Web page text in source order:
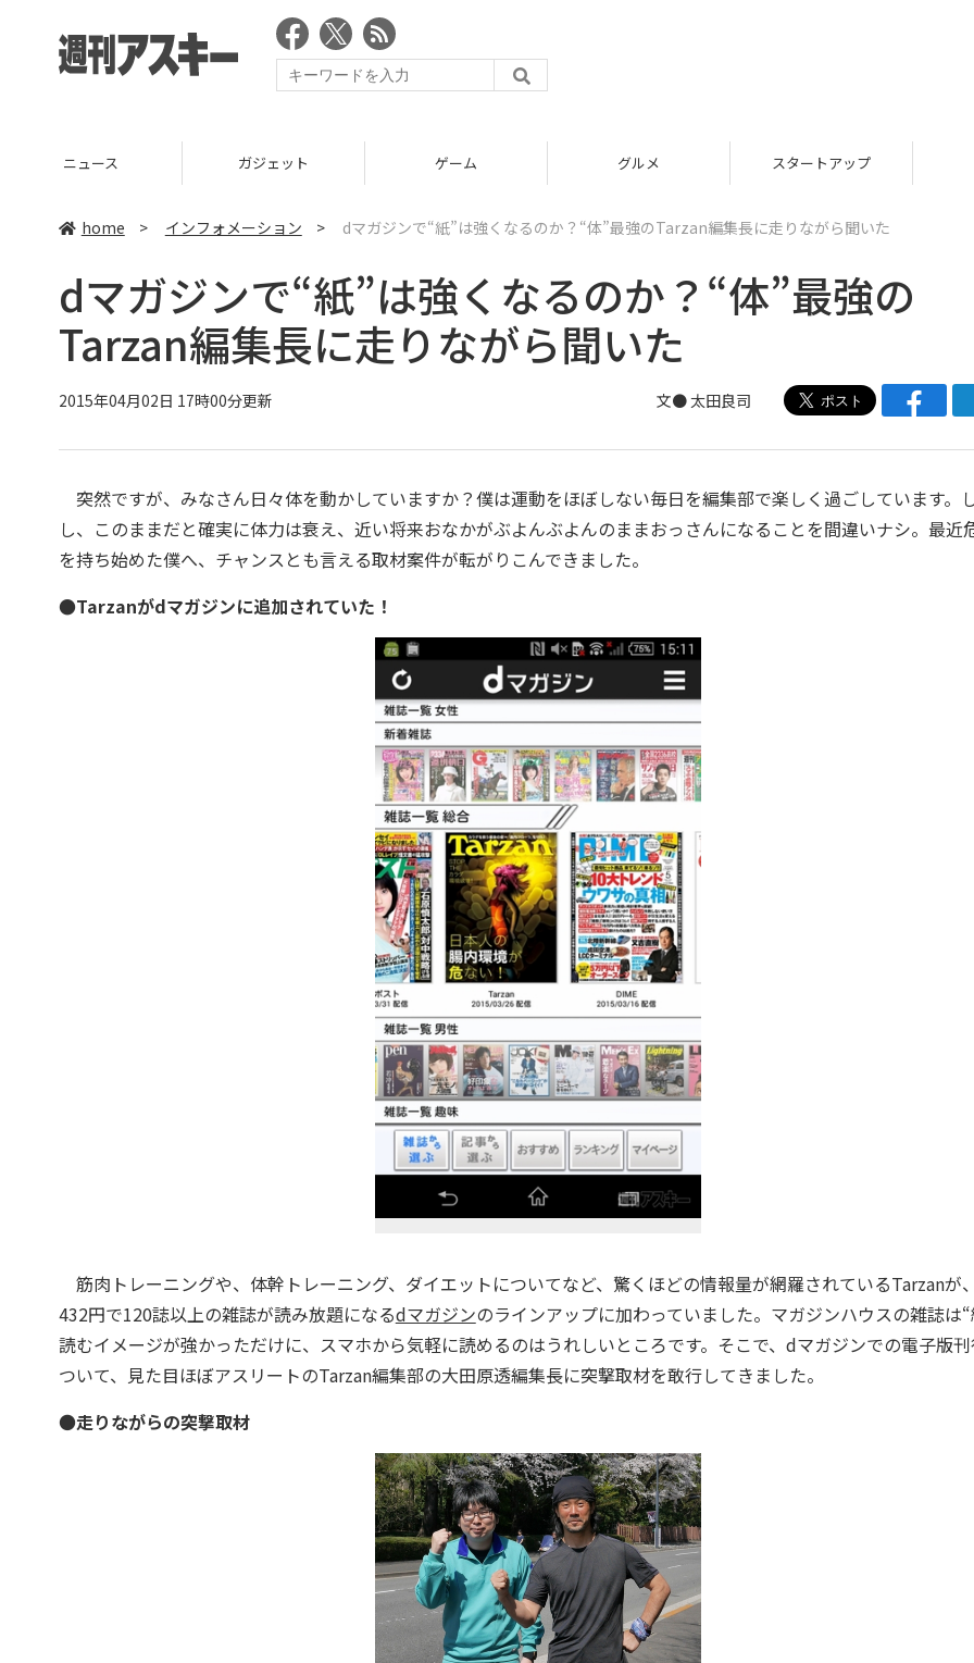
ニュース ガジェット ゲーム グルメ スタートアップ
home > インフォメーション > dマガジンで“紙”は強くなるのか？“体”最強のTarzan編集長に走りながら聞いた
dマガジンで“紙”は強くなるのか？“体”最強の
Tarzan編集長に走りながら聞いた
2015年04月02日 17時00分更新 文● 太田良司
突然ですが、みなさん日々体を動かしていますか？僕は運動をほぼしない毎日を編集部で楽しく過ごしています。
し、このままだと確実に体力は衰え、近い将来おなかがぶよんぶよんのままおっさんになることを間違いナシ。最近
を持ち始めた僕へ、チャンスとも言える取材案件が転がりこんできました。
●Tarzanがdマガジンに追加されていた！
筋肉トレーニングや、体幹トレーニング、ダイエットについてなど、驚くほどの情報量が網羅されているTarzanが
432円で120誌以上の雑誌が読み放題になるdマガジンのラインアップに加わっていました。マガジンハウスの雑誌は
読むイメージが強かっただけに、スマホから気軽に読めるのはうれしいところです。そこで、dマガジンでの電子版
ついて、見た目ほぼアスリートのTarzan編集部の大田原透編集長に突撃取材を敢行してきました。
●走りながらの突撃取材